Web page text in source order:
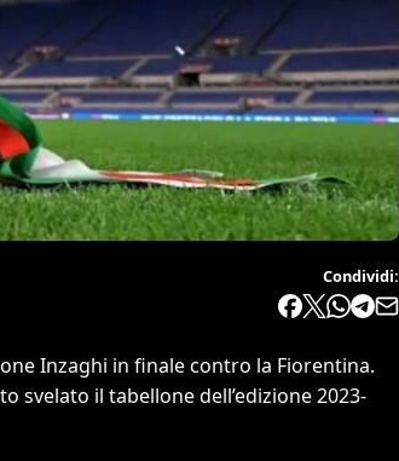
Condividi:
Inzaghi in finale contro la Fiorentina.
svelato il tabellone dell’edizione 2023-